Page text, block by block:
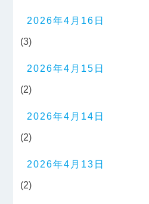
2026年4月16日
(3)
2026年4月15日
(2)
2026年4月14日
(2)
2026年4月13日
(2)